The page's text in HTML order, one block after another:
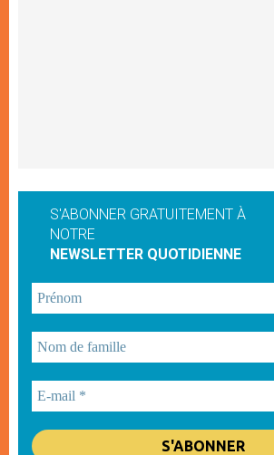
S'ABONNER GRATUITEMENT À
NOTRE
NEWSLETTER QUOTIDIENNE